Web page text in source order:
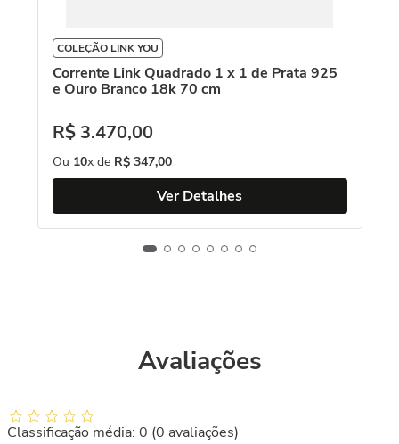
COLEÇÃO LINK YOU
Corrente Link Quadrado 1 x 1 de Prata 925
e Ouro Branco 18k 70 cm
R$ 3.470,00
Ou 10x de R$ 347,00
Ver Detalhes
Avaliações
Classificação média: 0 (0 avaliações)